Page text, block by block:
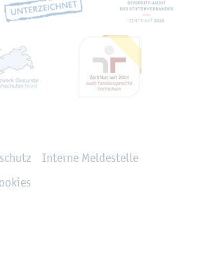
In­ter­ne Mel­de­stel­le